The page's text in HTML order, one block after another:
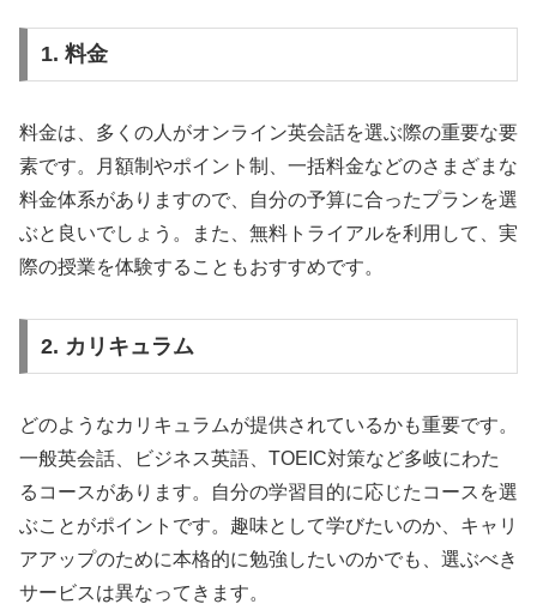
1. 料金
料金は、多くの人がオンライン英会話を選ぶ際の重要な要
素です。月額制やポイント制、一括料金などのさまざまな
料金体系がありますので、自分の予算に合ったプランを選
ぶと良いでしょう。また、無料トライアルを利用して、実
際の授業を体験することもおすすめです。
2. カリキュラム
どのようなカリキュラムが提供されているかも重要です。
一般英会話、ビジネス英語、TOEIC対策など多岐にわた
るコースがあります。自分の学習目的に応じたコースを選
ぶことがポイントです。趣味として学びたいのか、キャリ
アアップのために本格的に勉強したいのかでも、選ぶべき
サービスは異なってきます。